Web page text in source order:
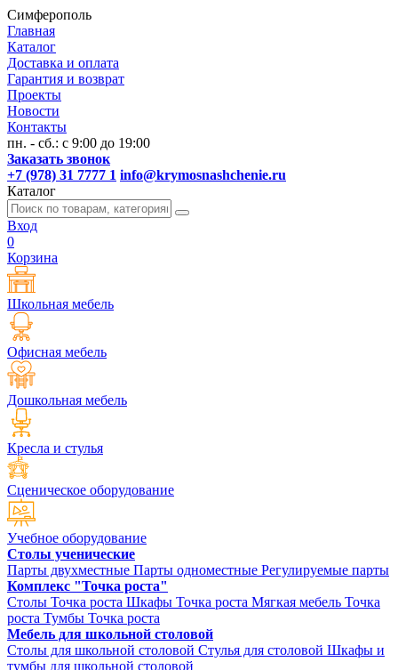
Симферополь
Главная
Каталог
Доставка и оплата
Гарантия и возврат
Проекты
Новости
Контакты
пн. - сб.: с 9:00 до 19:00
Заказать звонок
+7 (978) 31 7777 1 info@krymosnashchenie.ru
Каталог
Вход
0
Корзина
Школьная мебель
Офисная мебель
Дошкольная мебель
Кресла и стулья
Сценическое оборудование
Учебное оборудование
Столы ученические
Парты двухместные Парты одноместные Регулируемые парты
Комплекс "Точка роста"
Столы Точка роста Шкафы Точка роста Мягкая мебель Точка
роста Тумбы Точка роста
Мебель для школьной столовой
Столы для школьной столовой Стулья для столовой Шкафы и
тумбы для школьной столовой